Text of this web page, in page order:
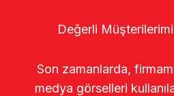
Değerli
Son zamanlarda,
medya görselleri